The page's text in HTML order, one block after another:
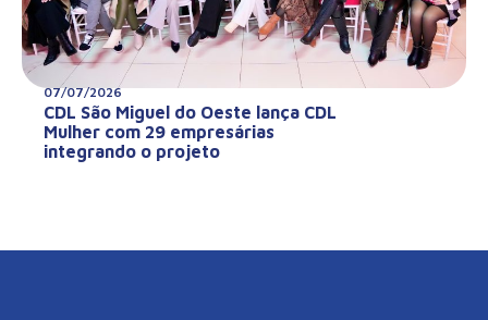
07/07/2026
CDL São Miguel do Oeste lança CDL
Mulher com 29 empresárias
integrando o projeto